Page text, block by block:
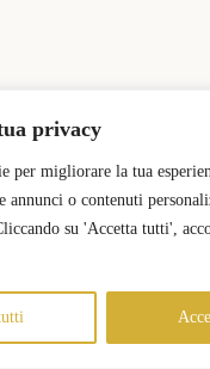
privacy
per migliorare la tua
annunci o contenuti
su 'Accetta tutti',
WordPress sviluppato
il mio Negozio